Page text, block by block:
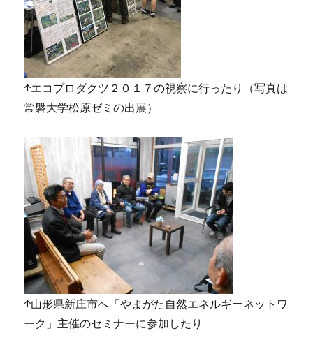
↑エコプロダクツ２０１７の視察に行ったり（写真は
常磐大学松原ゼミの出展）
↑山形県新庄市へ「やまがた自然エネルギーネットワ
ーク」主催のセミナーに参加したり